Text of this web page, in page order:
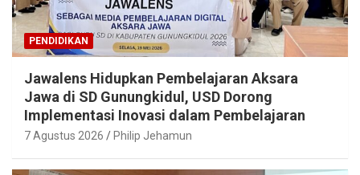
PENDIDIKAN
Jawalens Hidupkan Pembelajaran Aksara
Jawa di SD Gunungkidul, USD Dorong
Implementasi Inovasi dalam Pembelajaran
7 Agustus 2026 Philip Jehamun